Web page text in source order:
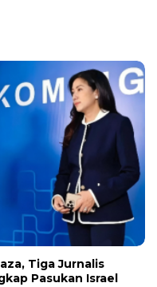
Tiga Jurnalis
Pasukan Israel